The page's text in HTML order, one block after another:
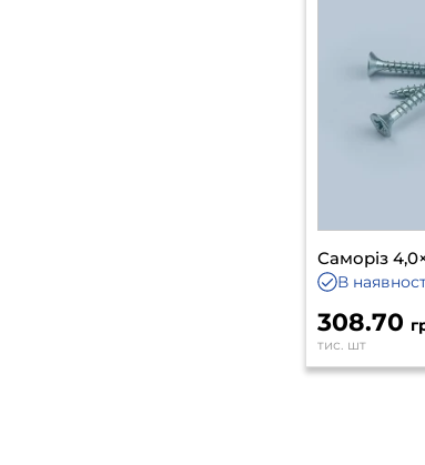
Саморіз
В
308.70
тис. шт